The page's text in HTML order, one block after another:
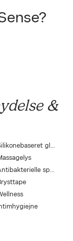
&
Silikonebaseret glidecreme
Antibakterielle sprays